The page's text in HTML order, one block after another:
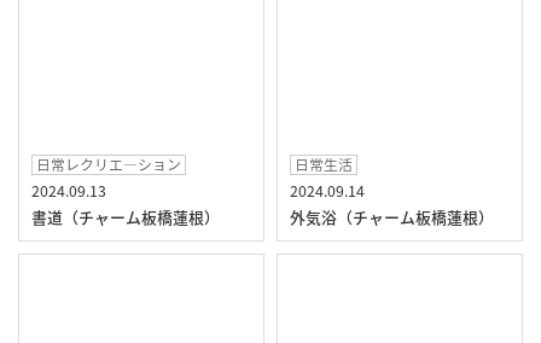
日常レクリエ―ション
2024.09.13
書道（チャーム板橋蓮根）
日常生活
2024.09.14
外気浴（チャーム板橋蓮根）